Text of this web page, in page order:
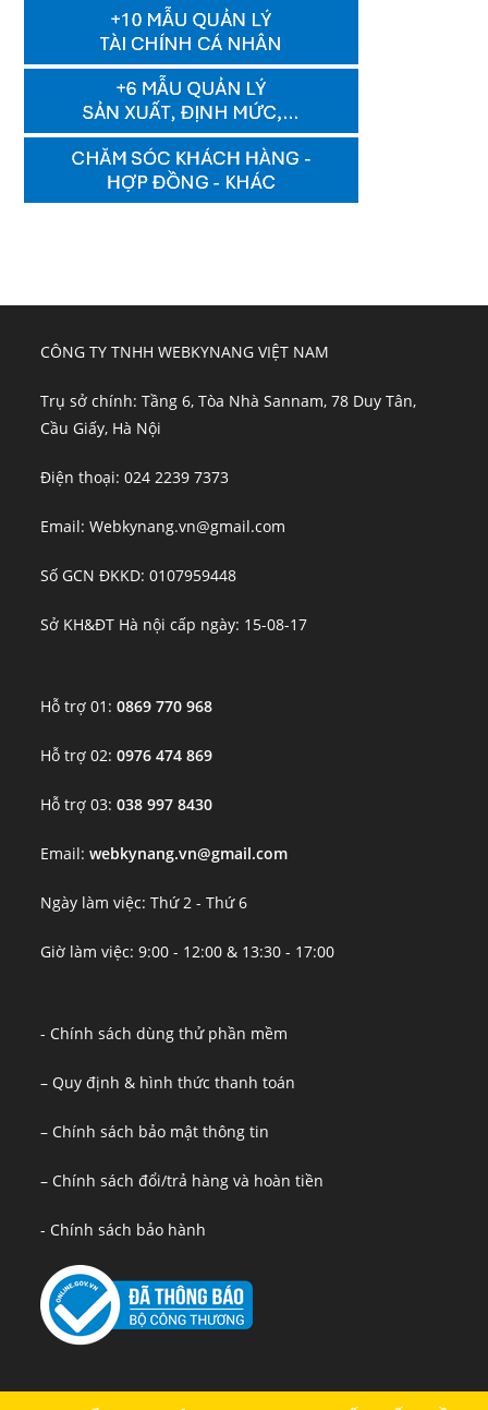
CÔNG TY TNHH WEBKYNANG VIỆT NAM
Trụ sở chính: Tầng 6, Tòa Nhà Sannam, 78 Duy Tân,
Cầu Giấy, Hà Nội
Điện thoại: 024 2239 7373
Email: Webkynang.vn@gmail.com
Số GCN ĐKKD: 0107959448
Sở KH&ĐT Hà nội cấp ngày: 15-08-17
Hỗ trợ 01:0869 770 968
Hỗ trợ 02:0976 474 869
Hỗ trợ 03:038 997 8430
Email:webkynang.vn@gmail.com
Ngày làm việc: Thứ 2 - Thứ 6
Giờ làm việc: 9:00 - 12:00 & 13:30 - 17:00
- Chính sách dùng thử phần mềm
– Quy định & hình thức thanh toán
– Chính sách bảo mật thông tin
– Chính sách đổi/trả hàng và hoàn tiền
- Chính sách bảo hành